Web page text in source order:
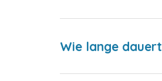
Wie lange